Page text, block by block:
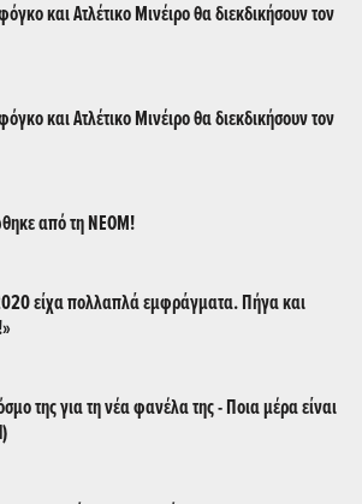
και Ατλέτικο Μινέιρο θα διεκδικήσουν τον
και Ατλέτικο Μινέιρο θα διεκδικήσουν τον
από τη ΝΕΟΜ!
είχα πολλαπλά εμφράγματα. Πήγα και
της για τη νέα φανέλα της - Ποια μέρα είναι